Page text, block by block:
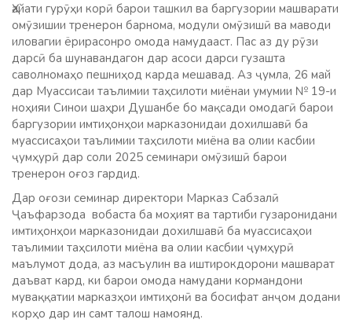
Ҳайати гурӯҳи корӣ барои ташкил ва баргузории машварати
омӯзишии тренерон барнома, модули омӯзишӣ ва маводи
иловагии ёрирасонро омода намудааст. Пас аз ду рӯзи
дарсӣ ба шунавандагон дар асоси дарси гузашта
саволномаҳо пешниҳод карда мешавад. Аз ҷумла, 26 май
дар Муассисаи таълимии таҳсилоти миёнаи умумии № 19-и
ноҳияи Синои шаҳри Душанбе бо мақсади омодагӣ барои
баргузории имтиҳонҳои марказонидаи дохилшавӣ ба
муассисаҳои таълимии таҳсилоти миёна ва олии касбии
ҷумҳурӣ дар соли 2025 семинари омӯзишӣ барои
тренерон оғоз гардид.
Дар оғози семинар директори Марказ Сабзалӣ
Ҷаъфарзода вобаста ба моҳият ва тартиби гузаронидани
имтиҳонҳои марказонидаи дохилшавӣ ба муассисаҳои
таълимии таҳсилоти миёна ва олии касбии ҷумҳурӣ
маълумот дода, аз масъулин ва иштирокдорони машварат
даъват кард, ки барои омода намудани кормандони
муваққатии марказҳои имтиҳонӣ ва босифат анҷом додани
корҳо дар ин самт талош намоянд.